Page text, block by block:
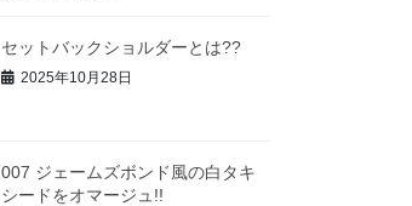
セットバックショルダーとは??
2025年10月28日
007 ジェームズボンド風の白タキ
シードをオマージュ!!